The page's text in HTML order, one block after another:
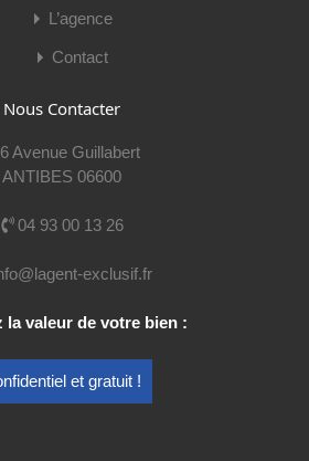
Anacleto
06 66 56 94 76
mes publications
L’agence
Contact
Nous Contacter
6 Avenue Guillabert
ANTIBES 06600
04 93 00 13 26
exclusif.fr
la valeur de votre bien :
et gratuit !